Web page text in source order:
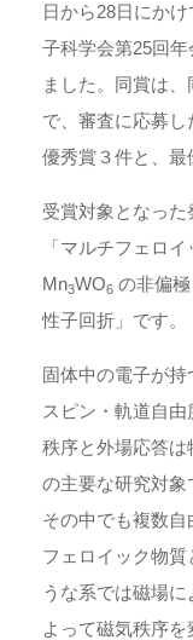
日から28日にか
子科学会第25回
ました。同賞は
で、審査に応募し
優秀賞３件と、最
受賞対象となった
「マルチフェロ
Mn3WO6 の非偏
性子回折」です。
固体中の電子が持
スピン・軌道自由
秩序と外場応答は
の主要な研究対象
その中でも複数
フェロイック物
うな系では磁場
よって磁気秩序